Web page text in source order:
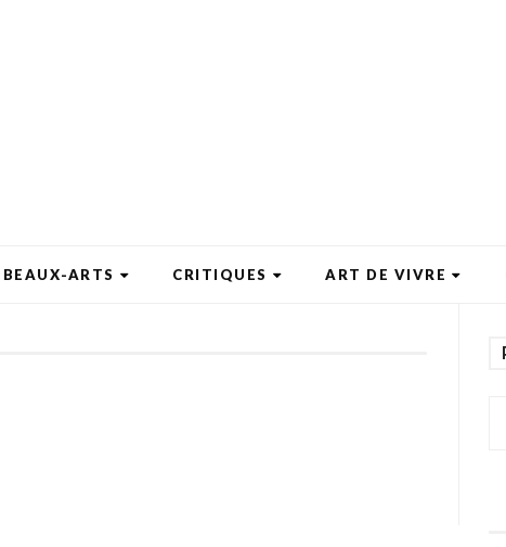
BEAUX-ARTS CRITIQUES ART DE VIVRE